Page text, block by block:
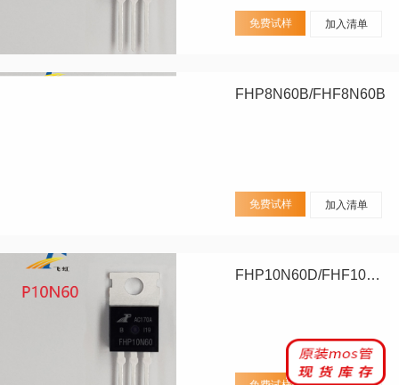
免费试样 加入清单
FHP8N60B/FHF8N60B
免费试样 加入清单
FHP10N60D/FHF10N60D